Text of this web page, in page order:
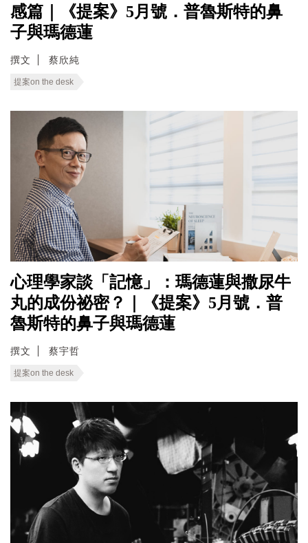
感篇｜《提案》5月號．普魯斯特的鼻
子與瑪德蓮
撰文 蔡欣純
提案on the desk
心理學家談「記憶」：瑪德蓮與撒尿牛
丸的成份祕密？｜《提案》5月號．普
魯斯特的鼻子與瑪德蓮
撰文 蔡宇哲
提案on the desk